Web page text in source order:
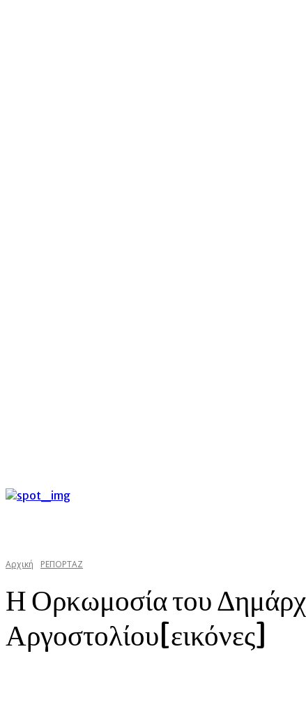
Αρχική ΡΕΠΟΡΤΑΖ
Η Ορκωμοσία του
Αργοστολίου[εικόνες]